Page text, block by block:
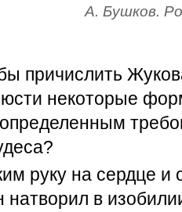
А. Бушков.
причислить
некоторые
руку на сердце и
натворил в